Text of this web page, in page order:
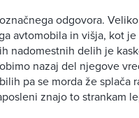
odgovora.
avtomobila in višja, kot
nadomestnih delih je
nazaj del njegove
pa se morda že
znajo to strankam